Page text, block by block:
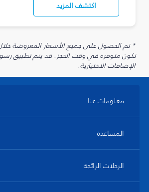
اكتشف المزيد
تكون متوفرة في وقت الحجز. قد يتم تطبيق
الإضافات الاختيارية.
معلومات عنا
المساعدة
الرحلات الرائجة